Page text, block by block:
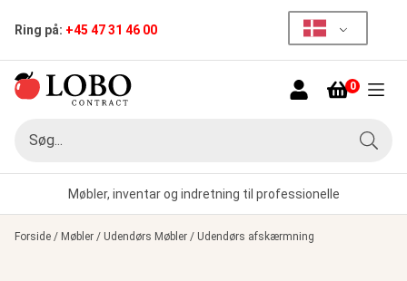
Ring på: +45 47 31 46 00
0
Menu
Søg
Møbler, inventar og indretning til professionelle
Forside / Møbler / Udendørs Møbler / Udendørs afskærmning